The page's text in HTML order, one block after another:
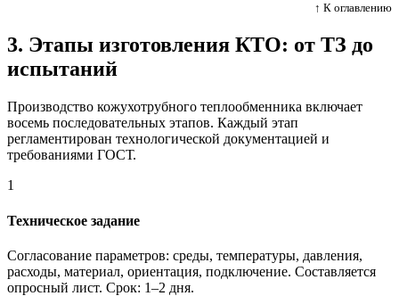
↑ К оглавлению
3. Этапы изготовления КТО: от ТЗ до
испытаний
Производство кожухотрубного теплообменника включает
восемь последовательных этапов. Каждый этап
регламентирован технологической документацией и
требованиями ГОСТ.
1
Техническое задание
Согласование параметров: среды, температуры, давления,
расходы, материал, ориентация, подключение. Составляется
опросный лист. Срок: 1–2 дня.